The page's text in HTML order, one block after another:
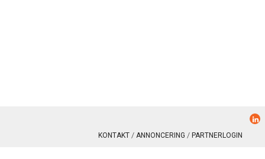
KONTAKT ANNONCERING PARTNERLOGIN